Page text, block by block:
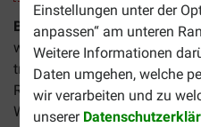
Einstellungen unter der
anpassen“ am unteren
Weitere Informationen
Daten umgehen, welche
wir verarbeiten und zu
unserer
Bozita Original Puppy &
weizenfreies Alleinfuttermittel
trächtige oder säugende
Rezeptur bietet alles, was Ihr
Wachstum braucht.